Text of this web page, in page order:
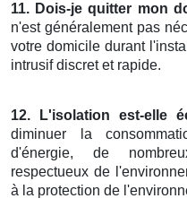
11. Dois-je quitter mon
n'est généralement pas
votre domicile durant
intrusif discret et rapide.
12. L'isolation est-elle
diminuer la
d'énergie, de
respectueux de
à la protection de